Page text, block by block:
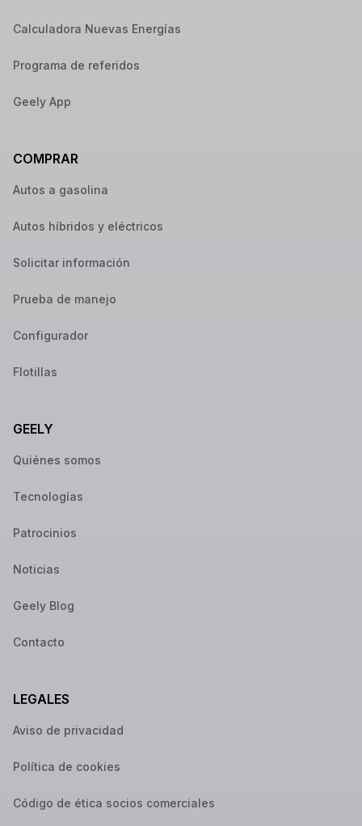
Calculadora Nuevas Energías
Programa de referidos
Geely App
COMPRAR
Autos a gasolina
Autos híbridos y eléctricos
Solicitar información
Prueba de manejo
Configurador
Flotillas
GEELY
Quiénes somos
Tecnologías
Patrocinios
Noticias
Geely Blog
Contacto
LEGALES
Aviso de privacidad
Política de cookies
Código de ética socios comerciales